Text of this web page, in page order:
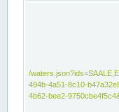
/
494b-4a51-8c10-
4b62-bee2-